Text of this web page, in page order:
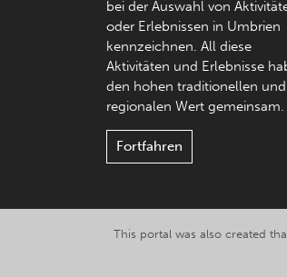
bei der Auswahl von
oder Erlebnissen in Umbrien
kennzeichnen. All diese
Aktivitäten und Erlebnisse
den hohen traditionellen und
regionalen Wert gemeinsam.
Fortfahren
This portal was also created